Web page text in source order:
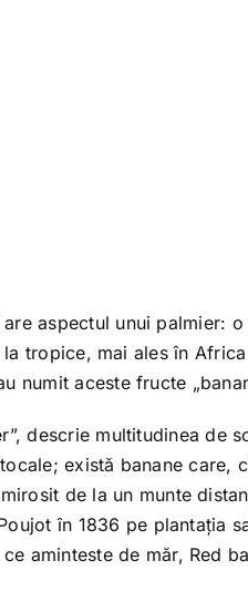
aspectul unui palmier:
tropice, mai ales în
numit aceste fructe
descrie multitudinea de
există banane care,
de la un munte
în 1836 pe plantația
aminteste de măr, Red